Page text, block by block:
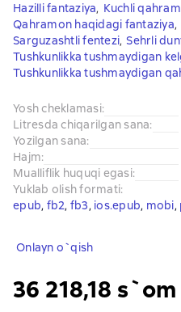
Hazilli fantaziya, Kuchli
Qahramon haqidagi fantaziya,
Sarguzashtli fentezi, Sehrli
Tushkunlikka tushmaydigan
Tushkunlikka tushmaydigan
Yosh cheklamasi:
Litresda chiqarilgan sana:
Yozilgan sana:
Hajm:
Mualliflik huquqi egasi:
Yuklab olish formati:
epub, fb2, fb3, ios.epub, mobi,
Onlayn o`qish
36 218,18 s`om